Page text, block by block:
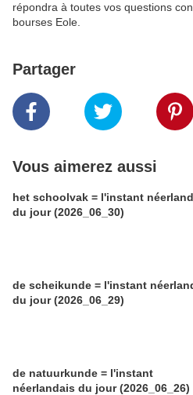
répondra à toutes vos questions
bourses Eole.
Partager
Vous aimerez aussi
het schoolvak = l'instant
du jour (2026_06_30)
de scheikunde = l'instant
du jour (2026_06_29)
de natuurkunde = l'instant
néerlandais du jour (2026_06_26)